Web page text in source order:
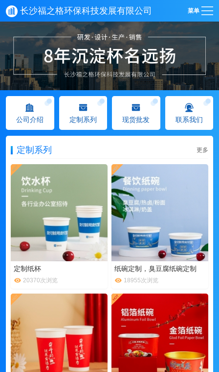
长沙福之格环保科技发展有限公司 菜单
公司介绍 定制系列 现货批发 联系我们
定制系列 更多
定制纸杯
20370次浏览
纸碗定制，臭豆腐纸碗定制
18955次浏览